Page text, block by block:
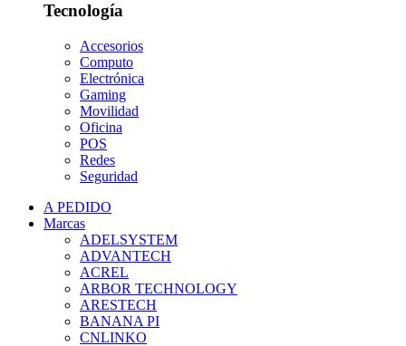
Tecnología
Accesorios
Computo
Electrónica
Gaming
Movilidad
Oficina
POS
Redes
Seguridad
A PEDIDO
Marcas
ADELSYSTEM
ADVANTECH
ACREL
ARBOR TECHNOLOGY
ARESTECH
BANANA PI
CNLINKO